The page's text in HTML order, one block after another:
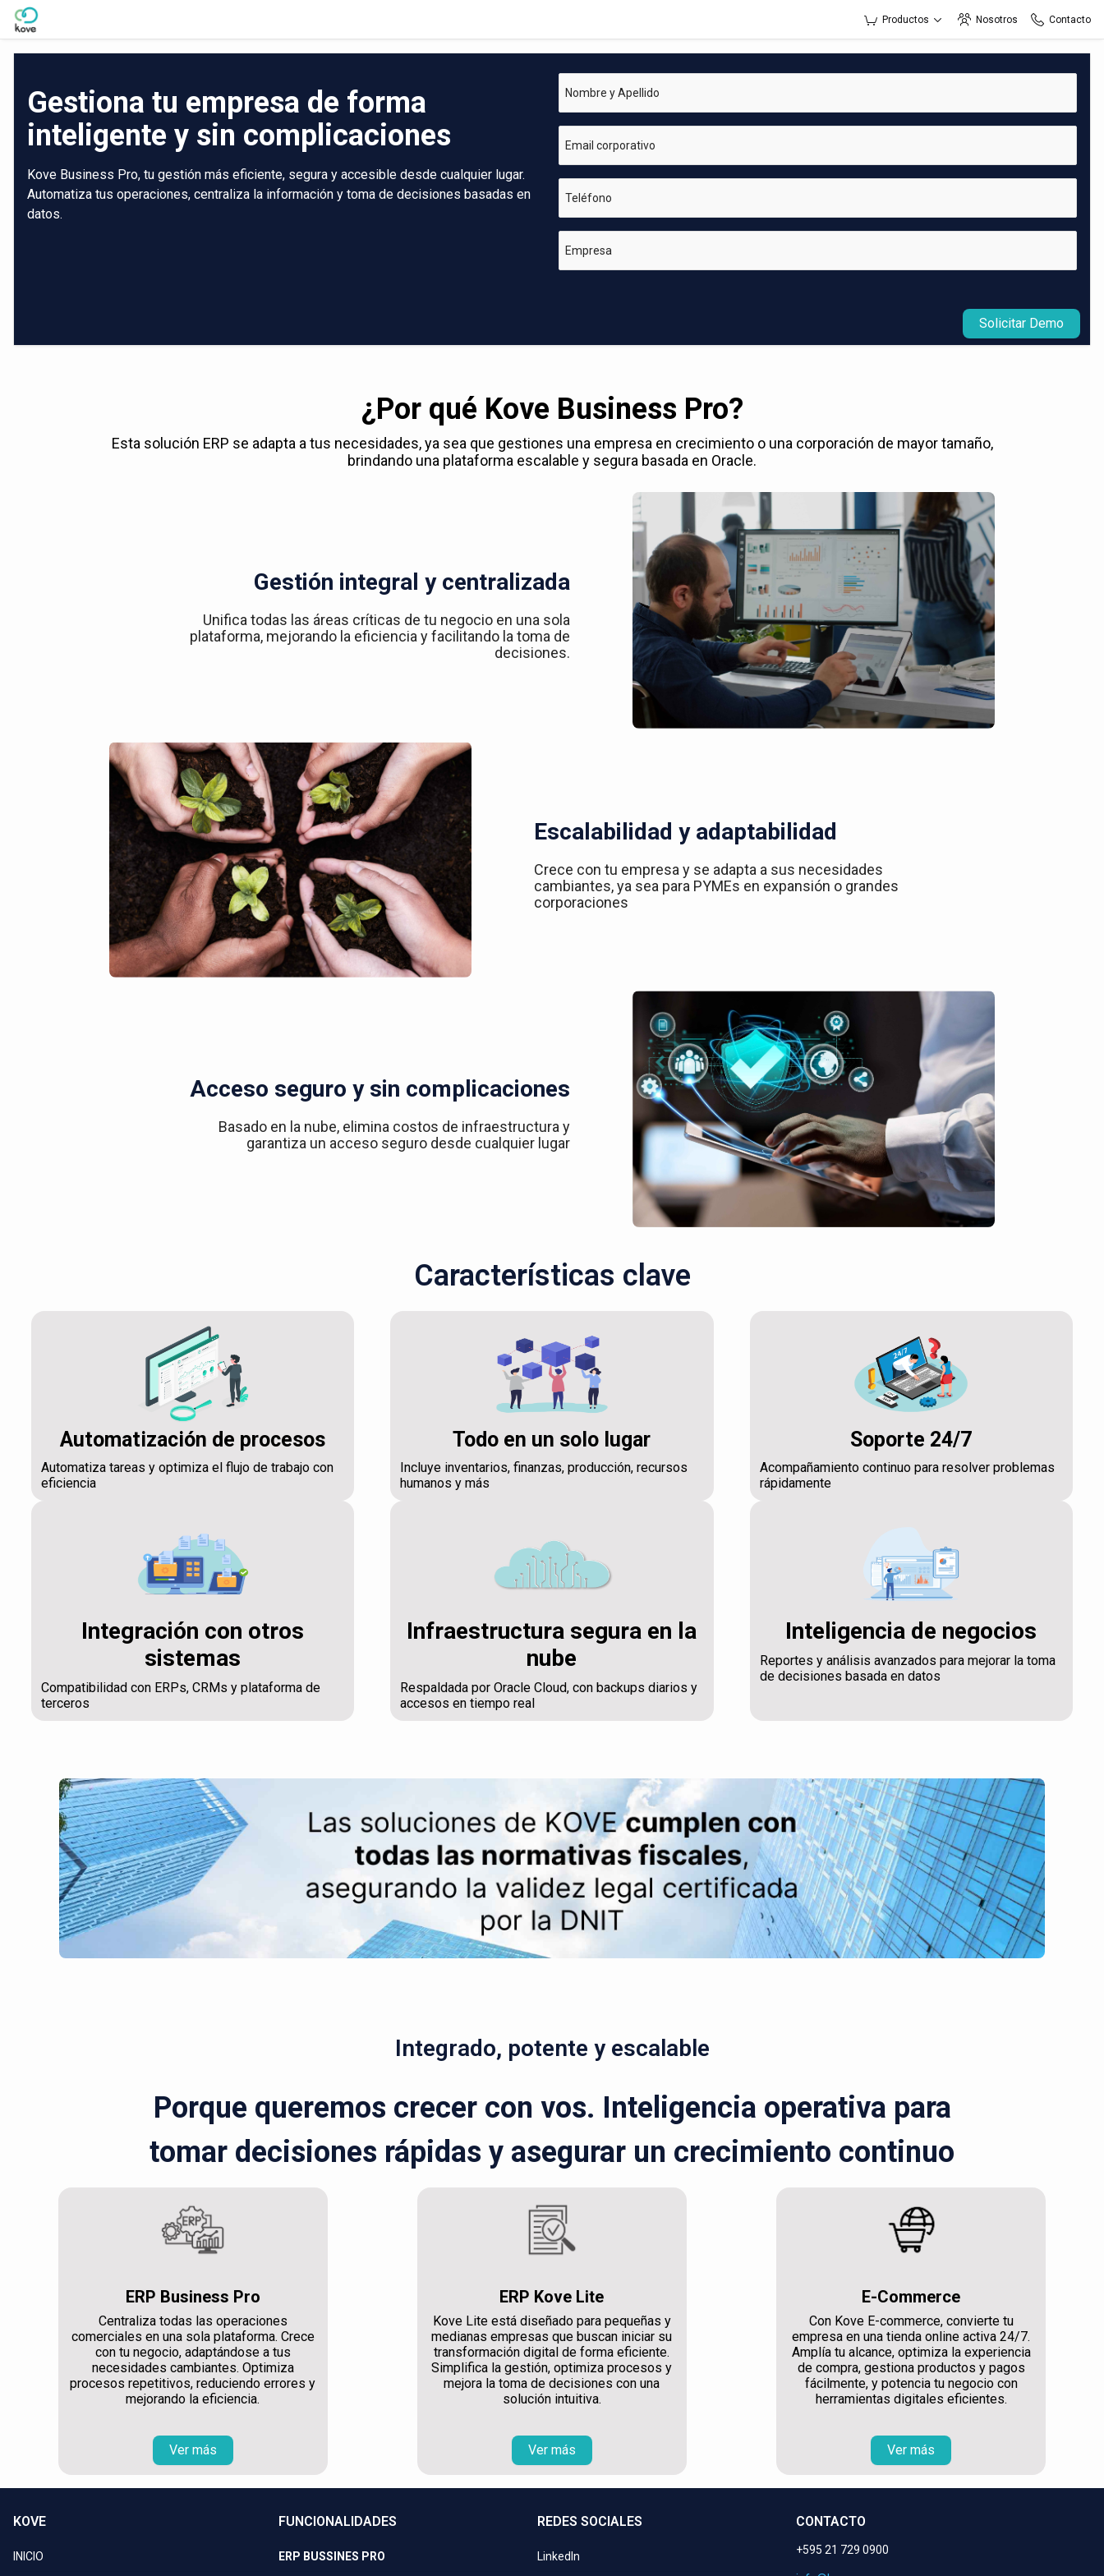
Skip to Main Content
Productos Nosotros Contacto
Gestiona tu empresa de forma
inteligente y sin complicaciones
Kove Business Pro, tu gestión más eficiente, segura y accesible desde cualquier lugar.
Automatiza tus operaciones, centraliza la información y toma de decisiones basadas en
datos.
Nombre y Apellido
Email corporativo
Teléfono
Empresa
Solicitar Demo
¿Por qué Kove Business Pro?
Esta solución ERP se adapta a tus necesidades, ya sea que gestiones una empresa en crecimiento o una corporación de mayor tamaño,
brindando una plataforma escalable y segura basada en Oracle.
Gestión integral y centralizada
Unifica todas las áreas críticas de tu negocio en una sola
plataforma, mejorando la eficiencia y facilitando la toma de
decisiones.
Escalabilidad y adaptabilidad
Crece con tu empresa y se adapta a sus necesidades
cambiantes, ya sea para PYMEs en expansión o grandes
corporaciones
Acceso seguro y sin complicaciones
Basado en la nube, elimina costos de infraestructura y
garantiza un acceso seguro desde cualquier lugar
Características clave
Automatización de procesos
Automatiza tareas y optimiza el flujo de trabajo con
eficiencia
Todo en un solo lugar
Incluye inventarios, finanzas, producción, recursos
humanos y más
Soporte 24/7
Acompañamiento continuo para resolver problemas
rápidamente
Integración con otros
sistemas
Compatibilidad con ERPs, CRMs y plataforma de
terceros
Infraestructura segura en la
nube
Respaldada por Oracle Cloud, con backups diarios y
accesos en tiempo real
Inteligencia de negocios
Reportes y análisis avanzados para mejorar la toma
de decisiones basada en datos
Integrado, potente y escalable
Porque queremos crecer con vos. Inteligencia operativa para
tomar decisiones rápidas y asegurar un crecimiento continuo
ERP Business Pro
Centraliza todas las operaciones
comerciales en una sola plataforma. Crece
con tu negocio, adaptándose a tus
necesidades cambiantes. Optimiza
procesos repetitivos, reduciendo errores y
mejorando la eficiencia.
Ver más
ERP Kove Lite
Kove Lite está diseñado para pequeñas y
medianas empresas que buscan iniciar su
transformación digital de forma eficiente.
Simplifica la gestión, optimiza procesos y
mejora la toma de decisiones con una
solución intuitiva.
Ver más
E-Commerce
Con Kove E-commerce, convierte tu
empresa en una tienda online activa 24/7.
Amplía tu alcance, optimiza la experiencia
de compra, gestiona productos y pagos
fácilmente, y potencia tu negocio con
herramientas digitales eficientes.
Ver más
KOVE
INICIO
FUNCIONALIDADES
ERP BUSSINES PRO
REDES SOCIALES
LinkedIn
CONTACTO
+595 21 729 0900